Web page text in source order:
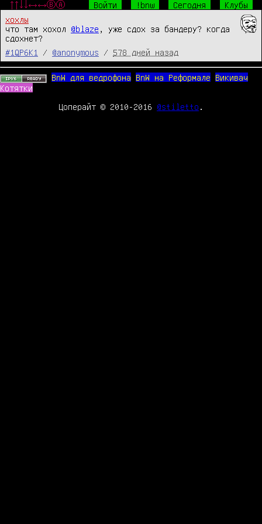
↑↑↓↓←→←→ⒷⒶ Войти !bnw Сегодня
Клубы
хохлы
что там хохол @blaze , уже сдох за бандеру? когда
сдохнет?
#1QP6K1
/ @anonymous / 578 дней назад
BnW для ведрофона BnW на Реформале
Викивач
Котятки
Цоперайт © 2010-2016 @stiletto